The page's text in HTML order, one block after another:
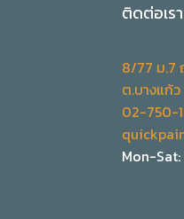
ติดต่อเรา
8/77 ม.7
ต.บางแก้
02-750-
Mon-